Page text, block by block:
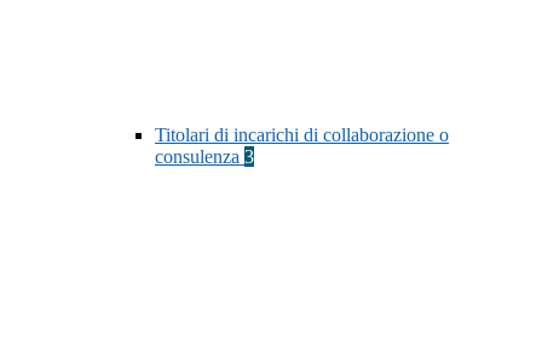
Titolari di incarichi di collaborazione o
consulenza 3